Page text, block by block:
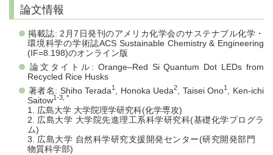
論文情報
掲載誌: 2月7日発刊のアメリカ化学会のサステナブル化学・
環境科学の学術誌ACS Sustainable Chemistry & Engineering
(IF=8.198)のオンライン版
論文タイトル: Orange–Red Si Quantum Dot LEDs from
Recycled Rice Husks
著者名: Shiho Terada1 , Honoka Ueda2 , Taisei Ono1
, Ken-ichi
Saitow1-3, *
1. 広島大学 大学院理学研究科(化学専攻)
2. 広島大学 大学院先進理工系科学研究科(基礎化学プログラ
ム)
3. 広島大学 自然科学研究支援開発センター(研究開発部門
物質科学部)